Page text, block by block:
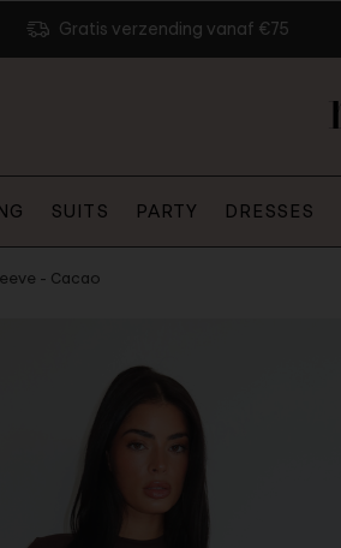
SUITS PARTY DRESSES
Gratis verzending vanaf €75
- Cacao